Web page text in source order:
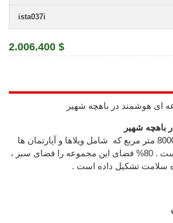
ista037i
2.006.400 $
ای هوشمند در باهچه شهیر
باهچه شهیر
پروژه ای با زیربنای 80000 متر مربع که شامل ویلاها و آپارتمان ها
در متراژهای مختلف است . 80% فضای این مجموعه را فضای سبز ،
سلامت تشکیل داده است .